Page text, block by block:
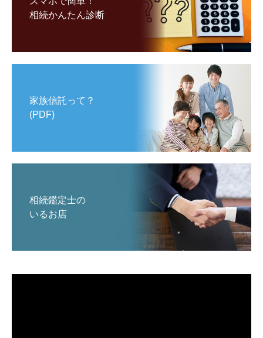
相続かんたん診断
家族信託って？
(PDF)
相続鑑定士の
いるお店